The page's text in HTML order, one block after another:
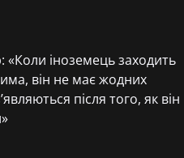
іноземець заходить
він не має жодних
після того, як він